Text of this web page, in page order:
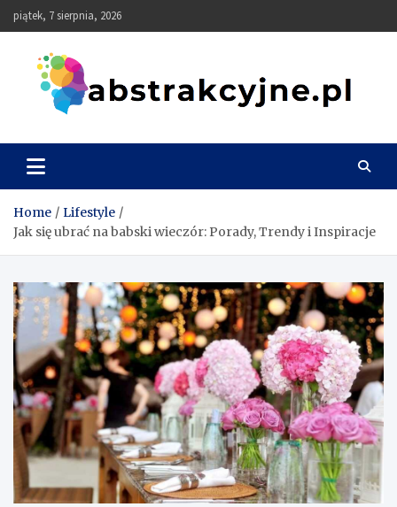
Skip
to
piątek, 7 sierpnia, 2026
Abstrakcyjne
Home
Lifestyle
Jak się ubrać na babski wieczór: Porady, Trendy i Inspiracje